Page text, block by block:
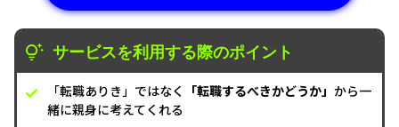
サービスを利用する際のポイント
「転職ありき」ではなく 「転職するべきかどうか」 から一
緒に親身に考えてくれる